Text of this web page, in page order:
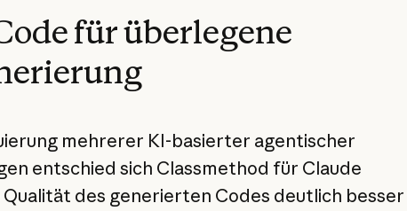
für überlegene
mehrerer KI-basierter agentischer
entschied sich Classmethod für Claude
Qualität des generierten Codes deutlich besser